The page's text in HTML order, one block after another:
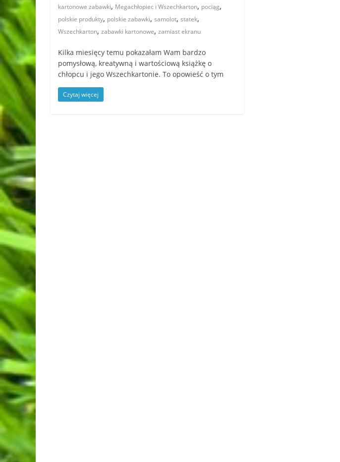
kartonowe zabawki, Megachłopiec i Wszechkarton, pociąg,
polskie produkty, polskie zabawki, samolot, statek,
Wszechkarton, zabawki kartonowe, zamiast ekranu
Kilka miesięcy temu pokazałam Wam bardzo
pomysłową, kreatywną i wartościową książkę o
chłopcu i jego Wszechkartonie. To opowieść o tym
Czytaj więcej